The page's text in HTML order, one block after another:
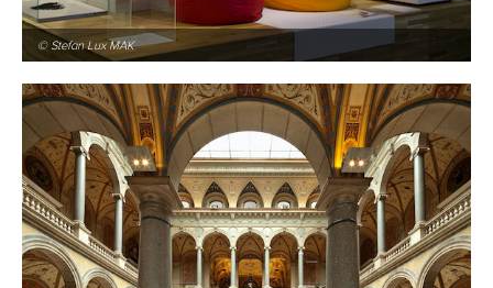
© Stefan Lux MAK